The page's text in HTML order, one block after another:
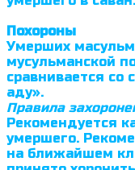
Похороны
Умерших
мусульманской
сравнивается со
аду».
Правила
Рекомендуется
умершего.
на ближай­шем